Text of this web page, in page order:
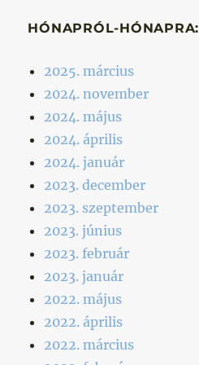
HÓNAPRÓL-HÓNAPRA:
2025. március
2024. november
2024. május
2024. április
2024. január
2023. december
2023. szeptember
2023. június
2023. február
2023. január
2022. május
2022. április
2022. március